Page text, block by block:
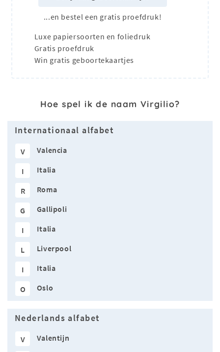
...en bestel een gratis proefdruk!
Luxe papiersoorten en foliedruk
Gratis proefdruk
Win gratis geboortekaartjes
Hoe spel ik de naam Virgilio?
Internationaal alfabet
V Valencia
I Italia
R Roma
G Gallipoli
I Italia
L Liverpool
I Italia
O Oslo
Nederlands alfabet
V Valentijn